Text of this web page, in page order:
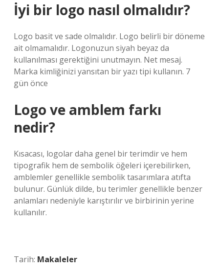
İyi bir logo nasıl olmalıdır?
Logo basit ve sade olmalıdır. Logo belirli bir döneme
ait olmamalıdır. Logonuzun siyah beyaz da
kullanılması gerektiğini unutmayın. Net mesaj.
Marka kimliğinizi yansıtan bir yazı tipi kullanın. 7
gün önce
Logo ve amblem farkı
nedir?
Kısacası, logolar daha genel bir terimdir ve hem
tipografik hem de sembolik öğeleri içerebilirken,
amblemler genellikle sembolik tasarımlara atıfta
bulunur. Günlük dilde, bu terimler genellikle benzer
anlamları nedeniyle karıştırılır ve birbirinin yerine
kullanılır.
Tarih: Makaleler